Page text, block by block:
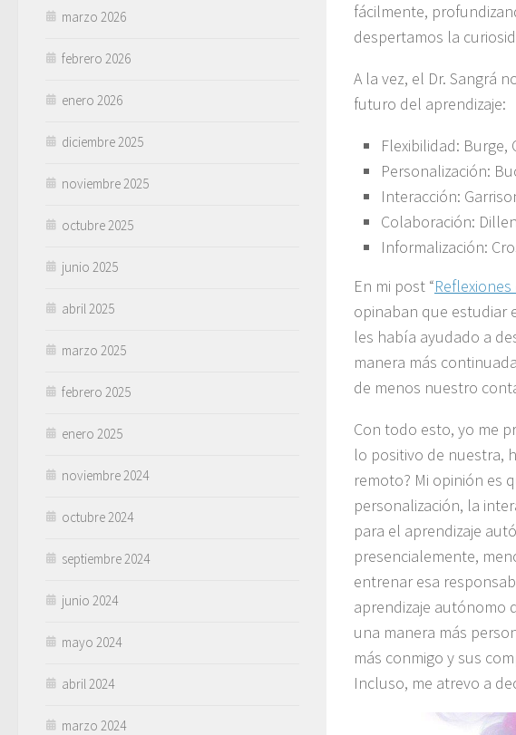
fácilmente,
despertamos la
A la vez, el Dr. Sangrá
futuro del aprendizaje:
Flexibilidad: Burge,
Personalización:
Interacción:
Colaboración:
Informalización:
En mi post “
opinaban que estudiar
les había ayudado a
manera más
de menos nuestro
Con todo esto, yo me
lo positivo de nuestra,
remoto? Mi opinión es
personalización, la
para el aprendizaje
presencialemente,
entrenar esa
aprendizaje autónomo
una manera más
más conmigo y sus
Incluso, me atrevo a
marzo 2026
febrero 2026
enero 2026
diciembre 2025
noviembre 2025
octubre 2025
junio 2025
abril 2025
marzo 2025
febrero 2025
enero 2025
noviembre 2024
octubre 2024
septiembre 2024
junio 2024
mayo 2024
abril 2024
marzo 2024